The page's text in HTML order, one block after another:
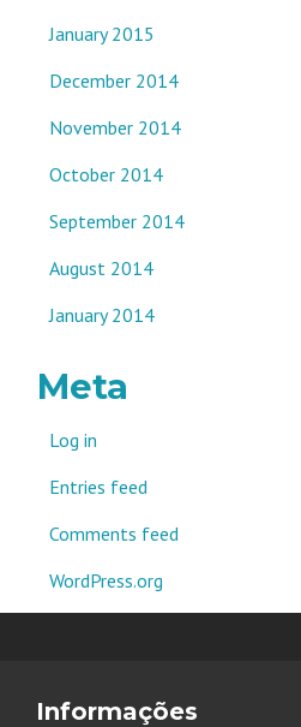
January 2015
December 2014
November 2014
October 2014
September 2014
August 2014
January 2014
Meta
Log in
Entries feed
Comments feed
WordPress.org
Informações